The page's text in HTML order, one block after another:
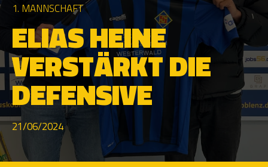
1. MANNSCHAFT
ELIAS HEINE
VERSTÄRKT DIE
DEFENSIVE
21/06/2024